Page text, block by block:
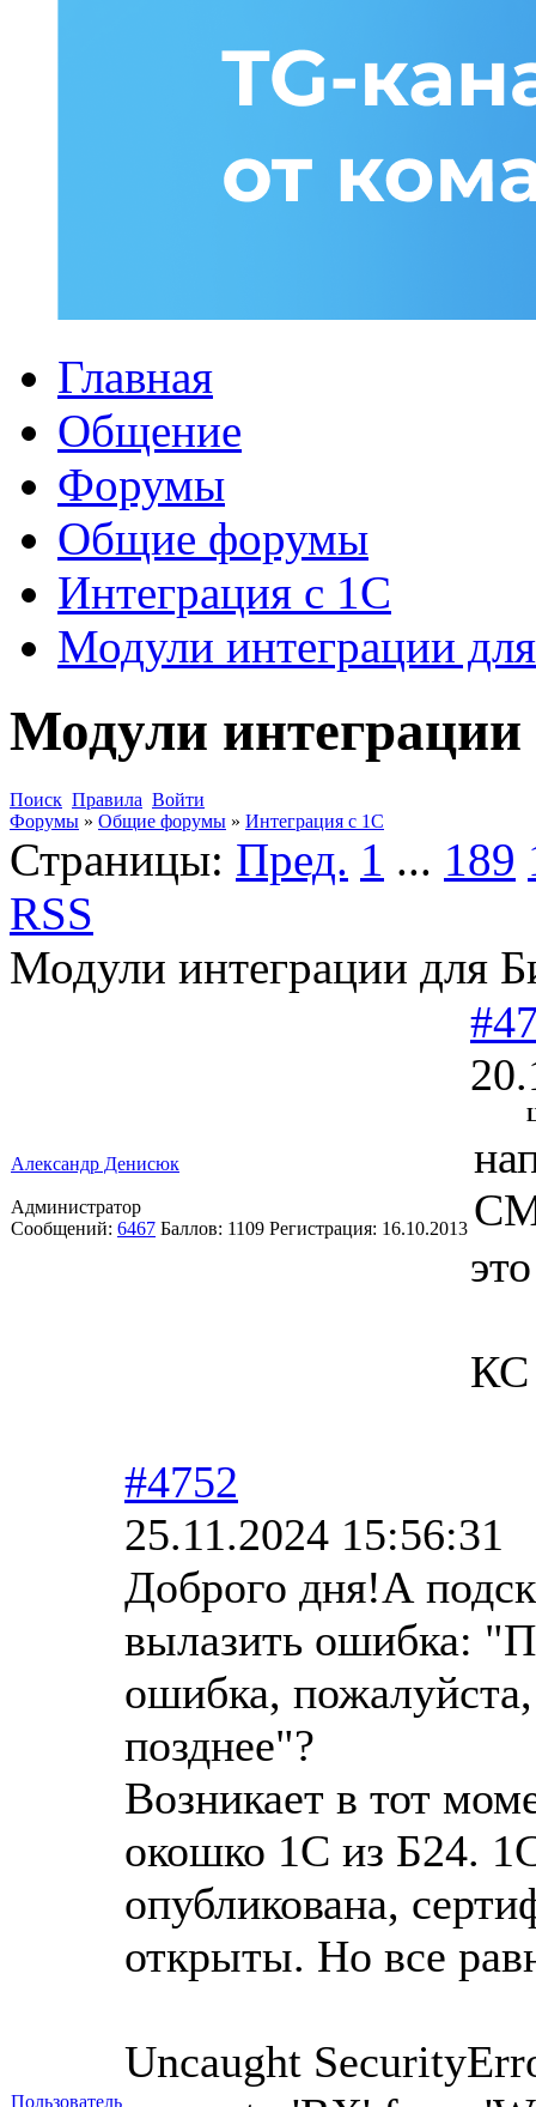
Главная
Общение
Форумы
Общие форумы
Интеграция с 1С
Модули интеграции
Модули
Поиск Правила Войти
Форумы » Общие форумы » Интеграция с 1С
Страницы: Пред. 1 ... 189
RSS
Модули интеграции для
Александр Денисюк
Администратор
Сообщений: 6467 Баллов: 1109 Регистрация: 16.10.2013
КС
Пользователь
#4752
25.11.2024 15:56:31
Доброго дня!А
вылазить ошибка:
ошибка,
позднее"?
Возникает в тот
окошко 1С из Б24.
опубликована,
открыты. Но все
Uncaught